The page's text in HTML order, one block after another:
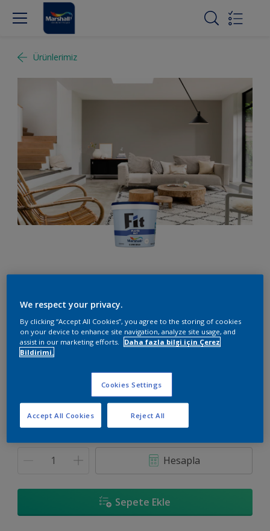
Ürünlerimiz
40YY 41/054
Renk değiştir
20 KG
Hesapla
Sepete Ekle
We respect your privacy.
By clicking “Accept All Cookies”, you agree to the storing of cookies
on your device to enhance site navigation, analyze site usage, and
assist in our marketing efforts.
Daha fazla bilgi için Çerez
Bildirimi.
Cookies Settings
Reject All
Accept All Cookies